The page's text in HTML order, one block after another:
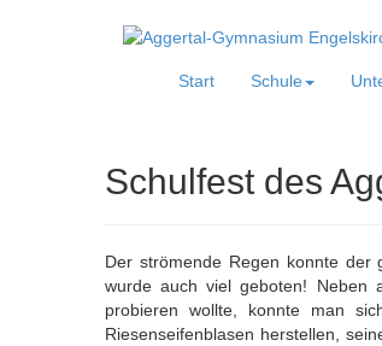
Start Schule
Schulfest des
Der strömende Regen konnte der
wurde auch viel geboten! Neben
probieren wollte, konnte man
Riesenseifenblasen herstellen,